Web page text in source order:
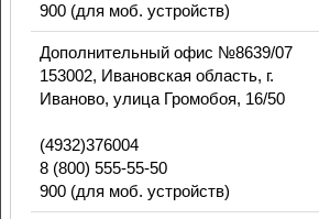
900 (для моб. устройств)
Дополнительный офис №8639/07
153002, Ивановская область, г.
Иваново, улица Громобоя, 16/50
(4932)376004
8 (800) 555-55-50
900 (для моб. устройств)